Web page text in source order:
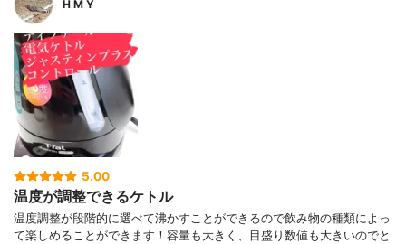
H M Y
5.00
温度が調整できるケトル
温度調整が段階的に選べて沸かすことができるので飲み物の種類によっ
て楽しめることができます！容量も大きく、目盛り数値も大きいのでと